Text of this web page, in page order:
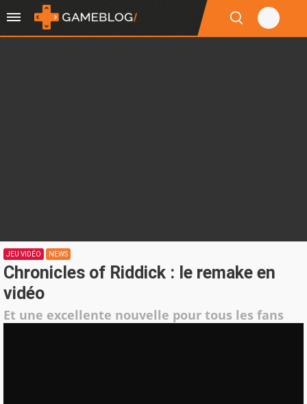
JEU VIDÉO NEWS
Chronicles of Riddick : le remake en
vidéo
Et une excellente nouvelle pour tous les fans